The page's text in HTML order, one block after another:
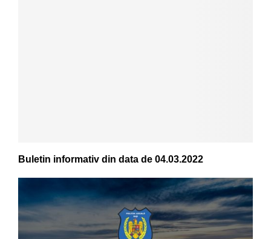
Buletin informativ din data de 04.03.2022